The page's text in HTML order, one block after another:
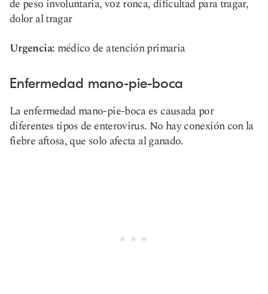
de peso involuntaria, voz ronca, dificultad para tragar,
dolor al tragar
Urgencia: médico de atención primaria
Enfermedad mano-pie-boca
La enfermedad mano-pie-boca es causada por
diferentes tipos de enterovirus. No hay conexión con la
fiebre aftosa, que solo afecta al ganado.